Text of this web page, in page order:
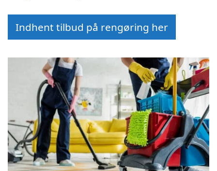
Indhent tilbud på rengøring her